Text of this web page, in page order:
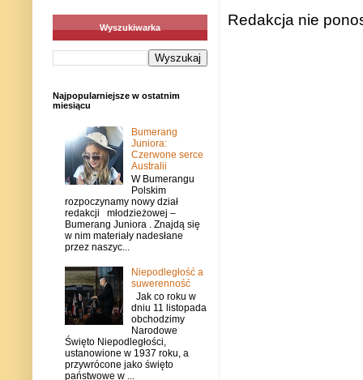
Redakcja nie
Wyszukiwarka
Najpopularniejsze w ostatnim
miesiącu
Bumerang
Juniora:
Czerwone serce
Australii
W Bumerangu
Polskim
rozpoczynamy nowy dział
redakcji młodzieżowej –
Bumerang Juniora . Znajdą się
w nim materiały nadesłane
przez naszyc...
Niepodległość a
suwerenność
Jak co roku w
dniu 11 listopada
obchodzimy
Narodowe
Święto Niepodległości,
ustanowione w 1937 roku, a
przywrócone jako święto
państwowe w ...